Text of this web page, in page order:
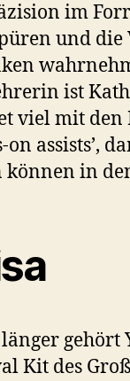
im
und
ist
viel mit den
on assists’,
in
länger
Kit des